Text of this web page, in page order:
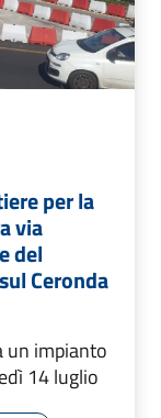
per la
via
del
Ceronda
un impianto
14 luglio